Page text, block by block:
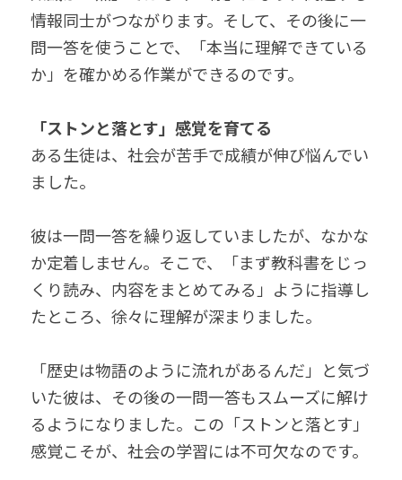
情報同士がつながります。そして、その後に一
問一答を使うことで、「本当に理解できている
か」を確かめる作業ができるのです。
「ストンと落とす」感覚を育てる
ある生徒は、社会が苦手で成績が伸び悩んでい
ました。
彼は一問一答を繰り返していましたが、なかな
か定着しません。そこで、「まず教科書をじっ
くり読み、内容をまとめてみる」ように指導し
たところ、徐々に理解が深まりました。
「歴史は物語のように流れがあるんだ」と気づ
いた彼は、その後の一問一答もスムーズに解け
るようになりました。この「ストンと落とす」
感覚こそが、社会の学習には不可欠なのです。